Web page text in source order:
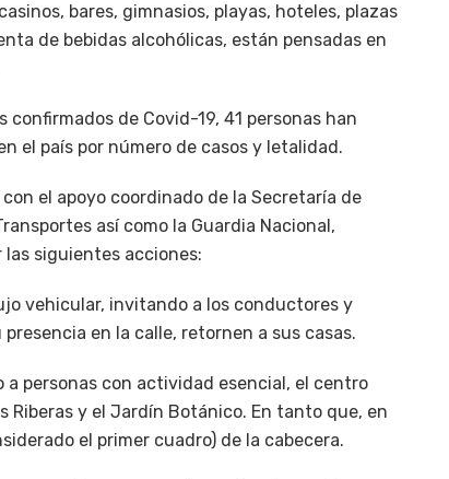
bares, gimnasios, playas, hoteles, plazas
de bebidas alcohólicas, están pensadas en
de Covid-19, 41 personas han
el país por número de casos y letalidad.
el apoyo coordinado de la Secretaría de
así como la Guardia Nacional,
las siguientes acciones:
vehicular, invitando a los conductores y
en la calle, retornen a sus casas.
a personas con actividad esencial, el centro
Riberas y el Jardín Botánico. En tanto que, en
el primer cuadro) de la cabecera.